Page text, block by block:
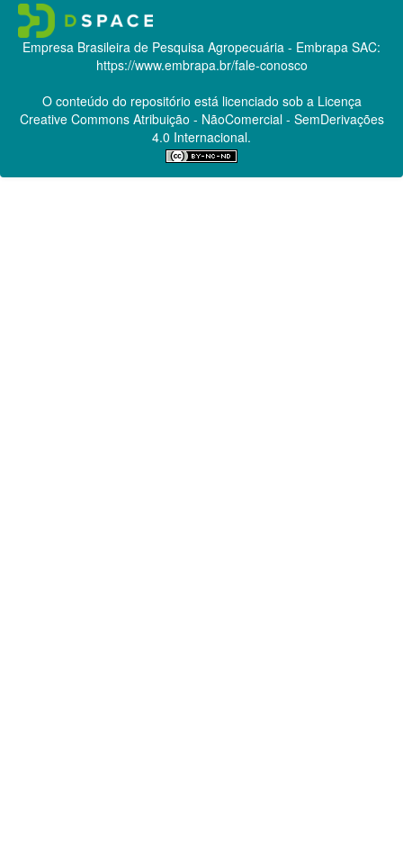
Empresa Brasileira de Pesquisa Agropecuária - Embrapa SAC:
https://www.embrapa.br/fale-conosco
O conteúdo do repositório está licenciado sob a Licença
Creative CommonsAtribuição - NãoComercial - SemDerivações
4.0 Internacional.